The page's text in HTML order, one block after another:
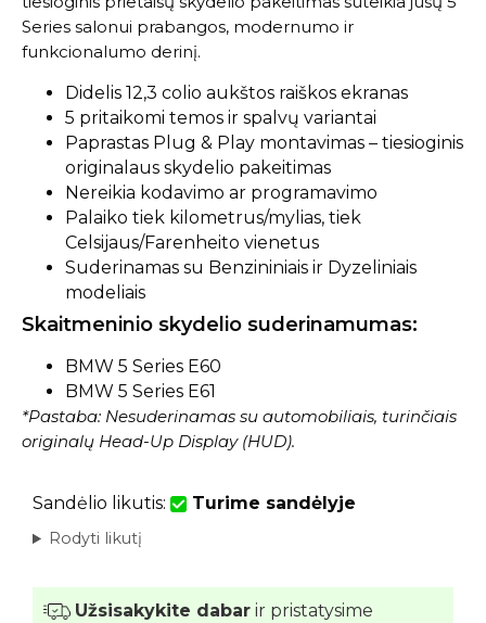
Series salonui prabangos, modernumo ir
funkcionalumo derinį.
Didelis 12,3 colio aukštos raiškos ekranas
5 pritaikomi temos ir spalvų variantai
Paprastas Plug & Play montavimas – tiesioginis
originalaus skydelio pakeitimas
Nereikia kodavimo ar programavimo
Palaiko tiek kilometrus/mylias, tiek
Celsijaus/Farenheito vienetus
Suderinamas su Benzininiais ir Dyzeliniais
modeliais
Skaitmeninio skydelio suderinamumas:
BMW 5 Series E60
BMW 5 Series E61
*Pastaba: Nesuderinamas su automobiliais, turinčiais
originalų Head-Up Display (HUD).
Sandėlio likutis: Turime sandėlyje
Rodyti likutį
Užsisakykite dabar ir pristatysime